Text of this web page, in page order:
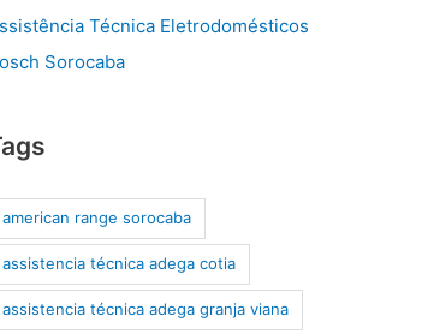
Técnica Eletrodomésticos
Sorocaba
american range sorocaba
assistencia técnica adega cotia
assistencia técnica adega granja viana